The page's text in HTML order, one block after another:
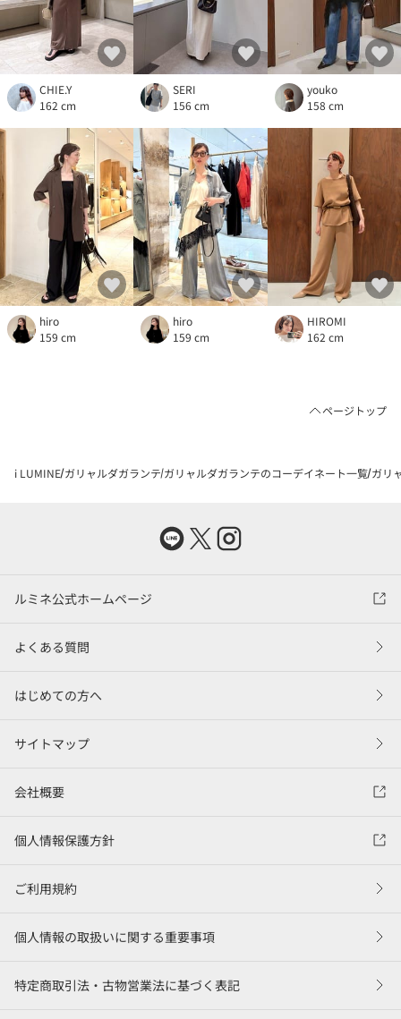
CHIE.Y
162 cm
SERI
156 cm
youko
158 cm
hiro
159 cm
hiro
159 cm
HIROMI
162 cm
ページトップ
i LUMINE ガリャルダガランテ ガリャルダガランテのコーデイネート一覧 ガリ
ルミネ公式ホームページ
よくある質問
はじめての方へ
サイトマップ
会社概要
個人情報保護方針
ご利用規約
個人情報の取扱いに関する重要事項
特定商取引法・古物営業法に基づく表記